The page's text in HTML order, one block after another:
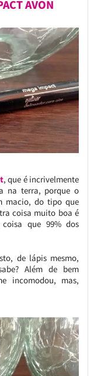
AVON
, que é incrivelmente
na terra, porque o
macio, do tipo que
coisa muito boa é
que 99% dos
de lápis mesmo,
Além de bem
incomodou, mas,